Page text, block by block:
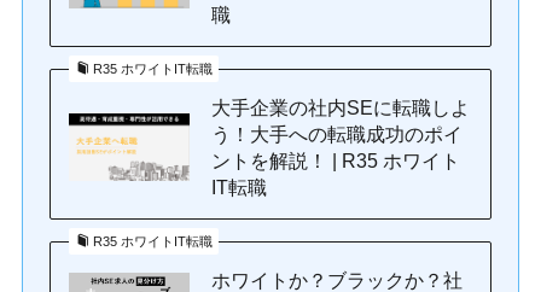
職
R35 ホワイトIT転職
大手企業の社内SEに転職しよ
う！大手への転職成功のポイ
ントを解説！ | R35 ホワイト
IT転職
R35 ホワイトIT転職
ホワイトか？ブラックか？社